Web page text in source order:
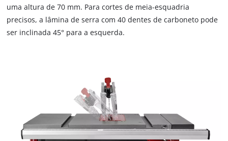
are
not
to
setup
uma altura de 70 mm. Para cortes de meia-esquadria
precisos, a lâmina de serra com 40 dentes de carboneto pode
ser inclinada 45° para a esquerda.